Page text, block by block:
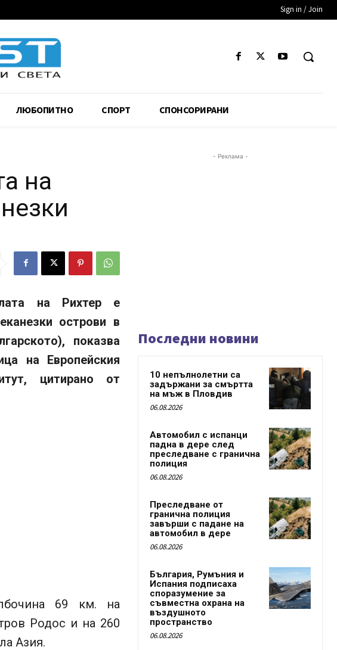
Sign in / Join
ЛЮБОПИТНО СПОРТ СПОНСОРИРАНИ
на
на Рихтер е
острови в
показва
на Европейския
цитирано от
69 км. на
Родос и на 260
Азия.
- Реклама -
Последни новини
10 непълнолетни са
задържани за смъртта
на мъж в Пловдив
06.08.2026
Автомобил с испанци
падна в дере след
преследване с гранична
полиция
06.08.2026
Преследване от
гранична полиция
завърши с падане на
автомобил в дере
06.08.2026
България, Румъния и
Испания подписаха
споразумение за
съвместна охрана на
въздушното
пространство
06.08.2026